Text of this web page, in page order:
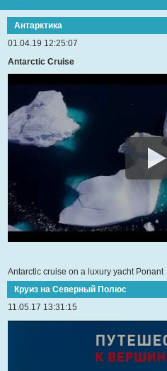
Антарктика
01.04.19 12:25:07
Antarctic Cruise
Antarctic cruise on a luxury yacht Ponant
Круиз на Северный Полюс
11.05.17 13:31:15